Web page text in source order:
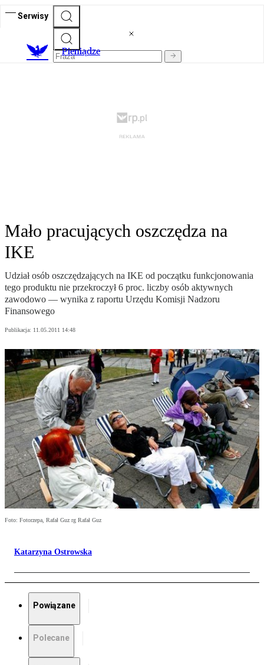
Serwisy
Pieniądze
Mało pracujących oszczędza na
IKE
Udział osób oszczędzających na IKE od początku funkcjonowania
tego produktu nie przekroczył 6 proc. liczby osób aktywnych
zawodowo — wynika z raportu Urzędu Komisji Nadzoru
Finansowego
Publikacja: 11.05.2011 14:48
Foto: Fotorzepa, Rafał Guz rg Rafał Guz
Katarzyna Ostrowska
Powiązane
Polecane